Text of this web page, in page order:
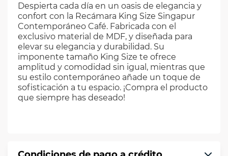
Despierta cada día en un oasis de elegancia y
confort con la Recámara King Size Singapur
Contemporáneo Café. Fabricada con el
exclusivo material de MDF, y diseñada para
elevar su elegancia y durabilidad. Su
imponente tamaño King Size te ofrece
amplitud y comodidad sin igual, mientras que
su estilo contemporáneo añade un toque de
sofisticación a tu espacio. ¡Compra el producto
que siempre has deseado!